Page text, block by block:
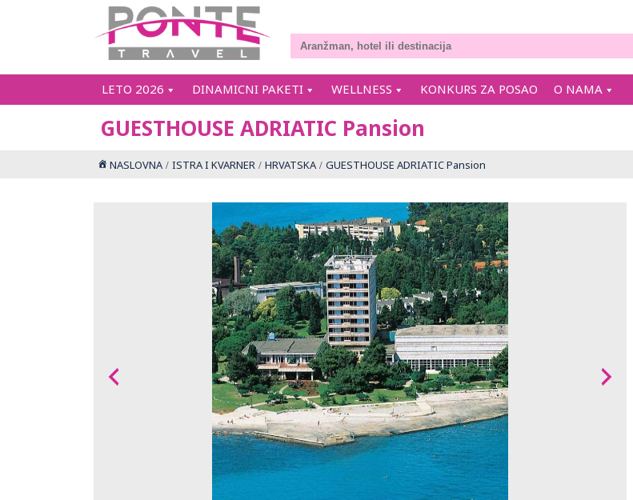
LETO 2026 DINAMICNI PAKETI WELLNESS KONKURS ZA POSAO O NAMA
GUESTHOUSE ADRIATIC Pansion
NASLOVNA ISTRA I KVARNER HRVATSKA GUESTHOUSE ADRIATIC Pansion